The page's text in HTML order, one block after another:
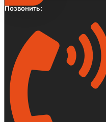
Позвонить: